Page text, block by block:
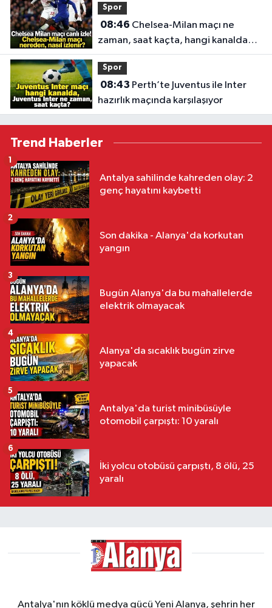
Spor
08:46
zaman, saat kaçta, hangi kanalda?
Canlı yayın bilgileri
Spor
08:43
hazırlık maçında karşılaşıyor
Trend Haberler
Antalya sahilinde kahreden olay: 2
genç hayatını kaybetti
1
Son dakika - Alanya'da korkutan
yangın
2
Bugün Alanya'da bu mahallelerde
elektrik olmayacak
3
Alanya'da sıcaklık bugün zirve
yapacak
4
Antalya'da turist minibüsüyle
otomobil çarpıştı: 10 yaralı
5
İki yolcu otobüsü çarpıştı, 8 ölü, 25
yaralı
6
Antalya'nın köklü medya gücü Yeni Alanya, şehrin her